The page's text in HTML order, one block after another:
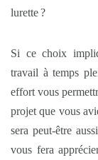
lurette ?
Si ce choix
travail à temps
effort vous
projet que vous
sera peut-être
vous fera